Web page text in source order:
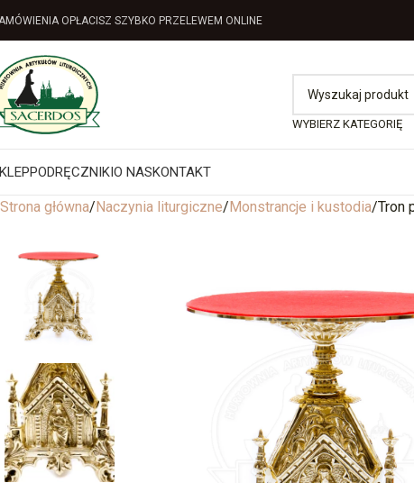
OPŁACISZ SZYBKO PRZELEWEM ONLINE
WYBIERZ KATEGORIĘ
PODRĘCZNIKIO NASKONTAKT
Strona główna Naczynia liturgiczne Monstrancje i kustodia Tron